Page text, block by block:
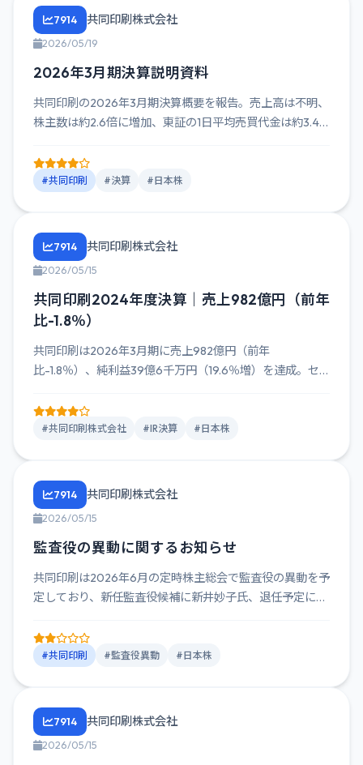
7914 共同印刷株式会社
2026/05/19
2026年3月期決算説明資料
共同印刷の2026年3月期決算概要を報告。売上高は不明、
株主数は約2.6倍に増加、東証の1日平均売買代金は約3.4
#共同印刷 #決算 #日本株
7914 共同印刷株式会社
2026/05/15
共同印刷2024年度決算｜売上982億円（前年
比-1.8％）
共同印刷は2026年3月期に売上982億円（前年
比-1.8％）、純利益39億6千万円（19.6％増）を達成。セ
#共同印刷株式会社 #IR決算 #日本株
7914 共同印刷株式会社
2026/05/15
監査役の異動に関するお知らせ
共同印刷は2026年6月の定時株主総会で監査役の異動を予
定しており、新任監査役候補に新井妙子氏、退任予定に土
#共同印刷 #監査役異動 #日本株
7914 共同印刷株式会社
2026/05/15